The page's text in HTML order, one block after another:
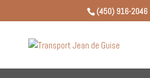
(450) 916-2046